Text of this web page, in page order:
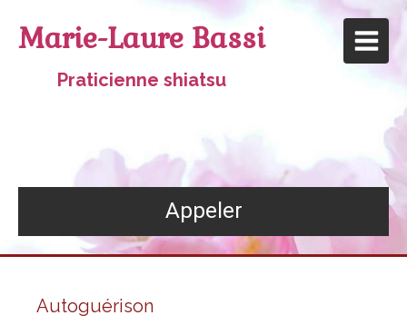
Marie-Laure Bassi
Praticienne shiatsu
Appeler
Autoguérison